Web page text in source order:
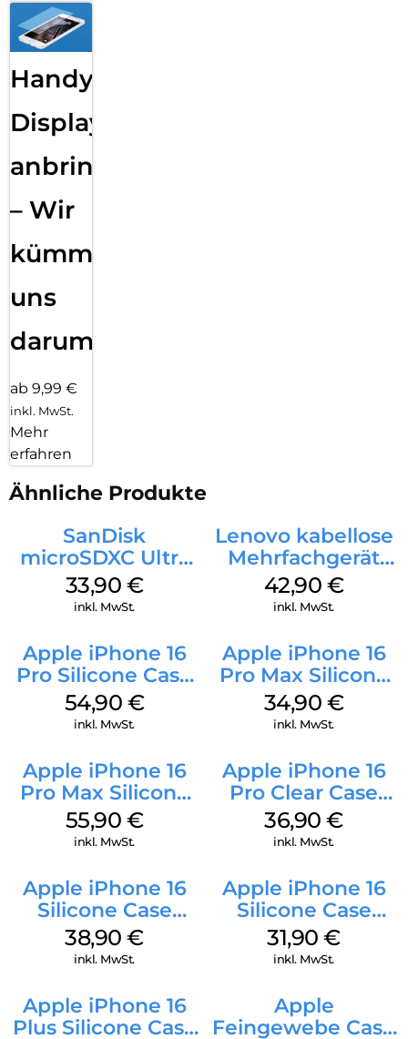
Handy
Displayfolie
anbringen
– Wir
kümmern
uns
darum!
ab 9,99 €
inkl. MwSt.
Mehr
erfahren
Ähnliche Produkte
SanDisk
microSDXC Ultra
128 GB + Adapter
Mobile
33,90 €
inkl. MwSt.
Lenovo kabellose
Mehrfachgerät
Luna Grey
42,90 €
inkl. MwSt.
Apple iPhone 16
Pro Silicone Case
MagSafe Black
54,90 €
inkl. MwSt.
Apple iPhone 16
Pro Max Silicone
Case MagSafe
Denim
34,90 €
inkl. MwSt.
Apple iPhone 16
Pro Max Silicone
Case MagSafe
Stone Gray
55,90 €
inkl. MwSt.
Apple iPhone 16
Pro Clear Case
MagSafe
Transparent
36,90€
inkl. MwSt.
Apple iPhone 16
Silicone Case
MagSafe
Ultramarine
38,90€
inkl. MwSt.
Apple iPhone 16
Silicone Case
MagSafe Fuchsia
31,90€
inkl. MwSt.
Apple iPhone 16
Plus Silicone Case
Apple
Feingewebe Case